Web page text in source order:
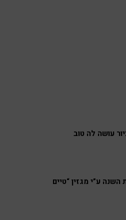
עושה לה טוב
ומיצגים – ונבחרה ל 100 הנשים המשפיעות השנה ע”י מגזין “טיים